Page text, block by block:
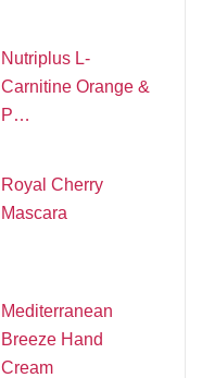
Nutriplus L-
Carnitine Orange &
P…
Royal Cherry
Mascara
Mediterranean
Breeze Hand
Cream